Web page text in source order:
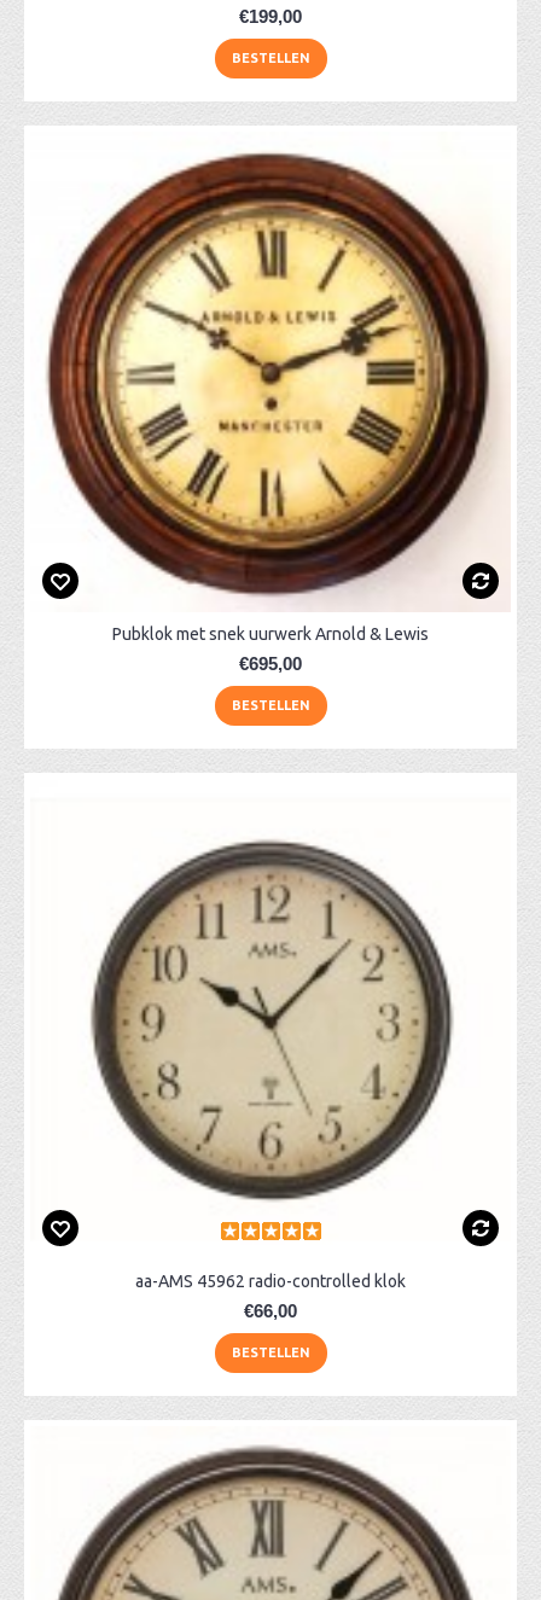
€199,00
BESTELLEN
Pubklok met snek uurwerk Arnold & Lewis
€695,00
BESTELLEN
aa-AMS 45962 radio-controlled klok
€66,00
BESTELLEN